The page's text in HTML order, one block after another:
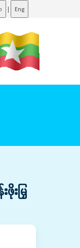
ဇော်သိမ်း နေပြည်တော်ကောင်စီန
| Eng
းမြှ